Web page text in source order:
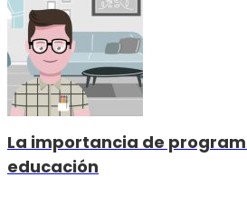
La importancia de
educación